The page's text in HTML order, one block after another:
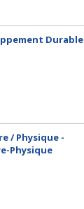
Durable
/ Physique -
Physique